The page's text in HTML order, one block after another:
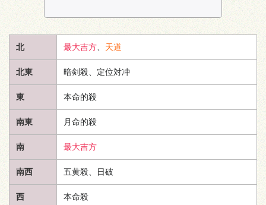
北 最大吉方、 天道
北東 暗剣殺、定位対冲
東 本命的殺
南東 月命的殺
南 最大吉方
南西 五黄殺、日破
西 本命殺